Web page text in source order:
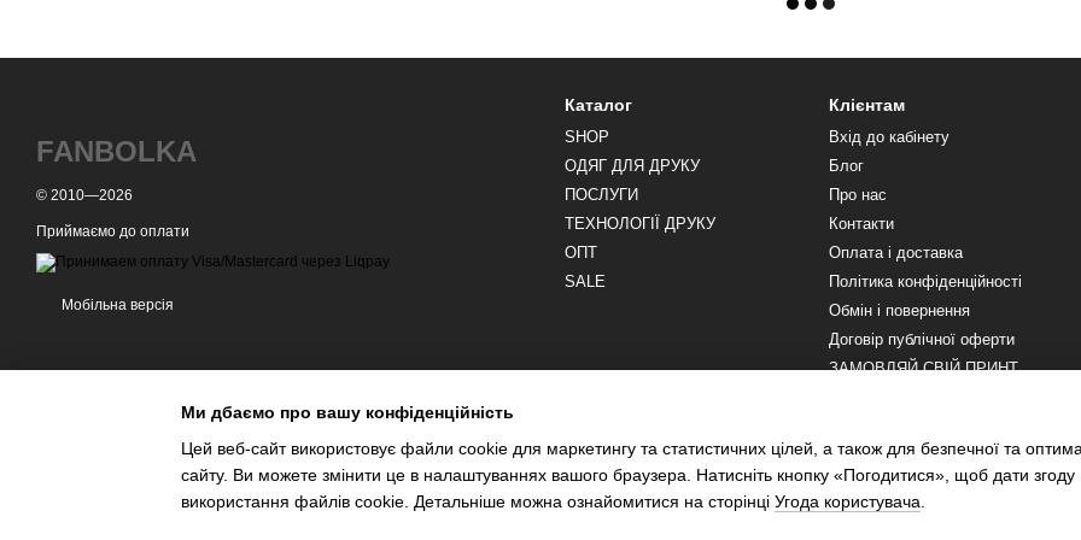
FANBOLKA
© 2010—2026
Приймаємо до оплати
Мобільна версія
Каталог
SHOP
ОДЯГ ДЛЯ ДРУКУ
ПОСЛУГИ
ТЕХНОЛОГІЇ ДРУКУ
ОПТ
SALE
Клієнтам
Вхід до кабінету
Блог
Про нас
Контакти
Оплата і доставка
Політика конфіденційності
Обмін і повернення
Договір публічної оферти
ЗАМОВЛЯЙ СВІЙ ПРИНТ
Ми дбаємо про вашу конфіденційність
Цей веб-сайт використовує файли cookie для маркетингу та статистичних цілей, а також для безпечної та
сайту. Ви можете змінити це в налаштуваннях вашого браузера. Натисніть кнопку «Погодитися», щоб дати згоду
використання файлів cookie. Детальніше можна ознайомитися на сторінці Угода користувача